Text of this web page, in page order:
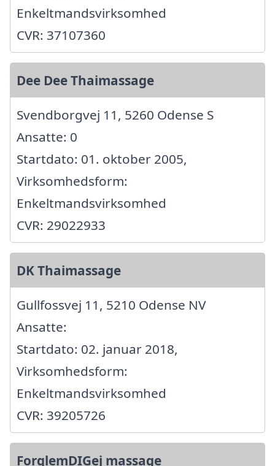
Enkeltmandsvirksomhed
CVR: 37107360
Dee Dee Thaimassage
Svendborgvej 11, 5260 Odense S
Ansatte: 0
Startdato: 01. oktober 2005,
Virksomhedsform:
Enkeltmandsvirksomhed
CVR: 29022933
DK Thaimassage
Gullfossvej 11, 5210 Odense NV
Ansatte:
Startdato: 02. januar 2018,
Virksomhedsform:
Enkeltmandsvirksomhed
CVR: 39205726
ForglemDIGej massage